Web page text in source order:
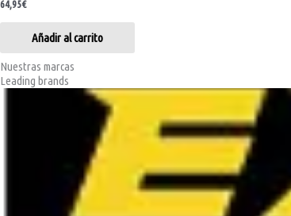
64,95€
Añadir al carrito
Nuestras marcas
Leading brands